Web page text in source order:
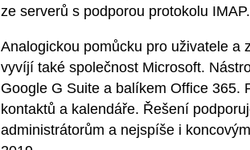
ze serverů s podporou protokolu IMAP.
Analogickou pomůcku pro uživatele a
vyvíjí také společnost Microsoft.
Google G Suite a balíkem Office 365.
kontaktů a kalendáře. Řešení
administrátorům a nejspíše i